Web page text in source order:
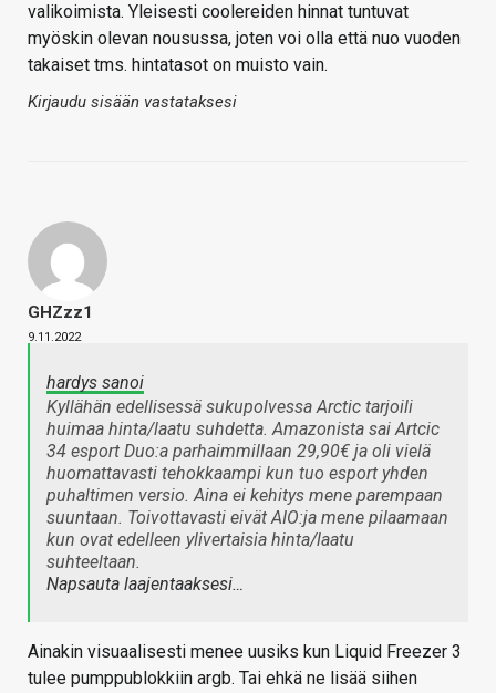
valikoimista. Yleisesti coolereiden hinnat tuntuvat
myöskin olevan nousussa, joten voi olla että nuo vuoden
takaiset tms. hintatasot on muisto vain.
Kirjaudu sisään vastataksesi
GHZzz1
9.11.2022
hardys sanoi
Kyllähän edellisessä sukupolvessa Arctic tarjoili
huimaa hinta/laatu suhdetta. Amazonista sai Artcic
34 esport Duo:a parhaimmillaan 29,90€ ja oli vielä
huomattavasti tehokkaampi kun tuo esport yhden
puhaltimen versio. Aina ei kehitys mene parempaan
suuntaan. Toivottavasti eivät AIO:ja mene pilaamaan
kun ovat edelleen ylivertaisia hinta/laatu
suhteeltaan.
Napsauta laajentaaksesi…
Ainakin visuaalisesti menee uusiks kun Liquid Freezer 3
tulee pumppublokkiin argb. Tai ehkä ne lisää siihen